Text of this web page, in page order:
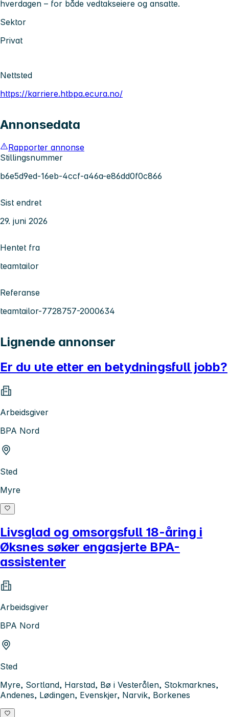
hverdagen – for både vedtakseiere og ansatte.
Sektor
Privat
Nettsted
https://karriere.htbpa.ecura.no/
Annonsedata
Rapporter annonse
Stillingsnummer
b6e5d9ed-16eb-4ccf-a46a-e86dd0f0c866
Sist endret
29. juni 2026
Hentet fra
teamtailor
Referanse
teamtailor-7728757-2000634
Lignende annonser
Er du ute etter en betydningsfull jobb?
Arbeidsgiver
BPA Nord
Sted
Myre
Livsglad og omsorgsfull 18-åring i
Øksnes søker engasjerte BPA-
assistenter
Arbeidsgiver
BPA Nord
Sted
Myre, Sortland, Harstad, Bø i Vesterålen, Stokmarknes,
Andenes, Lødingen, Evenskjer, Narvik, Borkenes